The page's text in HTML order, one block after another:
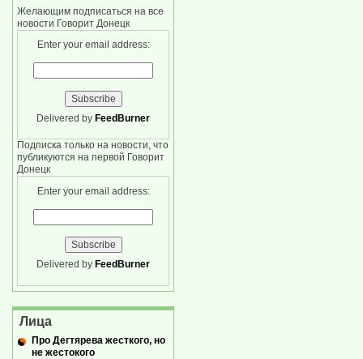
Желающим подписаться на все
новости Говорит Донецк
Enter your email address:
Delivered by FeedBurner
Подписка только на новости, что
публикуются на первой Говорит
Донецк
Enter your email address:
Delivered by FeedBurner
Лица
Про Дегтярева жесткого, но
не жестокого